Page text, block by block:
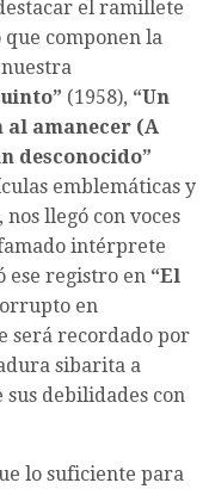
el ramillete
componen la
nuestra
(1958), “Un
al amanecer (A
desconocido”
emblemáticas y
llegó con voces
intérprete
ese registro en “El
en
será recordado por
sibarita a
debilidades con
lo suficiente para